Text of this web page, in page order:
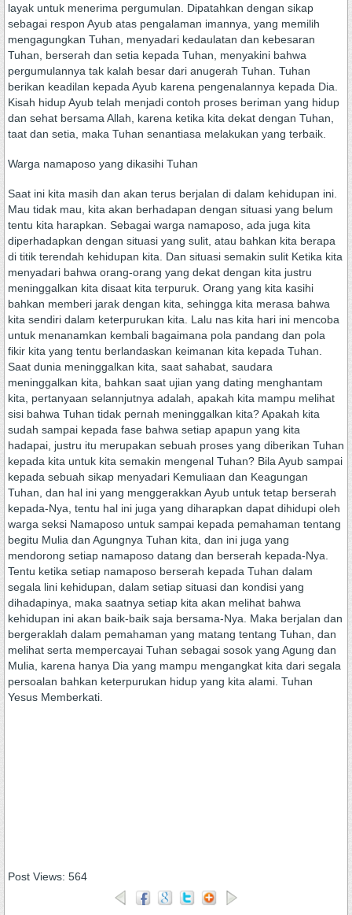
layak untuk menerima pergumulan. Dipatahkan dengan sikap
sebagai respon Ayub atas pengalaman imannya, yang memilih
mengagungkan Tuhan, menyadari kedaulatan dan kebesaran
Tuhan, berserah dan setia kepada Tuhan, menyakini bahwa
pergumulannya tak kalah besar dari anugerah Tuhan. Tuhan
berikan keadilan kepada Ayub karena pengenalannya kepada Dia.
Kisah hidup Ayub telah menjadi contoh proses beriman yang hidup
dan sehat bersama Allah, karena ketika kita dekat dengan Tuhan,
taat dan setia, maka Tuhan senantiasa melakukan yang terbaik.
Warga namaposo yang dikasihi Tuhan
Saat ini kita masih dan akan terus berjalan di dalam kehidupan ini.
Mau tidak mau, kita akan berhadapan dengan situasi yang belum
tentu kita harapkan. Sebagai warga namaposo, ada juga kita
diperhadapkan dengan situasi yang sulit, atau bahkan kita berapa
di titik terendah kehidupan kita. Dan situasi semakin sulit Ketika kita
menyadari bahwa orang-orang yang dekat dengan kita justru
meninggalkan kita disaat kita terpuruk. Orang yang kita kasihi
bahkan memberi jarak dengan kita, sehingga kita merasa bahwa
kita sendiri dalam keterpurukan kita. Lalu nas kita hari ini mencoba
untuk menanamkan kembali bagaimana pola pandang dan pola
fikir kita yang tentu berlandaskan keimanan kita kepada Tuhan.
Saat dunia meninggalkan kita, saat sahabat, saudara
meninggalkan kita, bahkan saat ujian yang dating menghantam
kita, pertanyaan selannjutnya adalah, apakah kita mampu melihat
sisi bahwa Tuhan tidak pernah meninggalkan kita? Apakah kita
sudah sampai kepada fase bahwa setiap apapun yang kita
hadapai, justru itu merupakan sebuah proses yang diberikan Tuhan
kepada kita untuk kita semakin mengenal Tuhan? Bila Ayub sampai
kepada sebuah sikap menyadari Kemuliaan dan Keagungan
Tuhan, dan hal ini yang menggerakkan Ayub untuk tetap berserah
kepada-Nya, tentu hal ini juga yang diharapkan dapat dihidupi oleh
warga seksi Namaposo untuk sampai kepada pemahaman tentang
begitu Mulia dan Agungnya Tuhan kita, dan ini juga yang
mendorong setiap namaposo datang dan berserah kepada-Nya.
Tentu ketika setiap namaposo berserah kepada Tuhan dalam
segala lini kehidupan, dalam setiap situasi dan kondisi yang
dihadapinya, maka saatnya setiap kita akan melihat bahwa
kehidupan ini akan baik-baik saja bersama-Nya. Maka berjalan dan
bergeraklah dalam pemahaman yang matang tentang Tuhan, dan
melihat serta mempercayai Tuhan sebagai sosok yang Agung dan
Mulia, karena hanya Dia yang mampu mengangkat kita dari segala
persoalan bahkan keterpurukan hidup yang kita alami. Tuhan
Yesus Memberkati.
Post Views: 564